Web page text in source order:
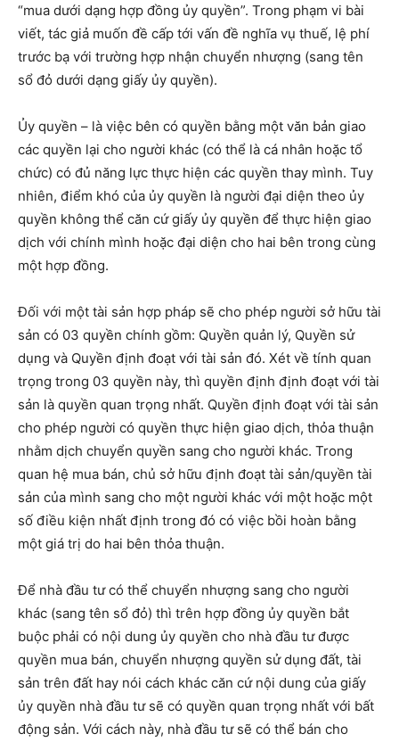
“mua dưới dạng hợp đồng ủy quyền”. Trong phạm vi bài
viết, tác giả muốn đề cấp tới vấn đề nghĩa vụ thuế, lệ phí
trước bạ với trường hợp nhận chuyển nhượng (sang tên
sổ đỏ dưới dạng giấy ủy quyền).
Ủy quyền – là việc bên có quyền bằng một văn bản giao
các quyền lại cho người khác (có thể là cá nhân hoặc tổ
chức) có đủ năng lực thực hiện các quyền thay mình. Tuy
nhiên, điểm khó của ủy quyền là người đại diện theo ủy
quyền không thể căn cứ giấy ủy quyền để thực hiện giao
dịch với chính mình hoặc đại diện cho hai bên trong cùng
một hợp đồng.
Đối với một tài sản hợp pháp sẽ cho phép người sở hữu tài
sản có 03 quyền chính gồm: Quyền quản lý, Quyền sử
dụng và Quyền định đoạt với tài sản đó. Xét về tính quan
trọng trong 03 quyền này, thì quyền định định đoạt với tài
sản là quyền quan trọng nhất. Quyền định đoạt với tài sản
cho phép người có quyền thực hiện giao dịch, thỏa thuận
nhằm dịch chuyển quyền sang cho người khác. Trong
quan hệ mua bán, chủ sở hữu định đoạt tài sản/quyền tài
sản của mình sang cho một người khác với một hoặc một
số điều kiện nhất định trong đó có việc bồi hoàn bằng
một giá trị do hai bên thỏa thuận.
Để nhà đầu tư có thể chuyển nhượng sang cho người
khác (sang tên sổ đỏ) thì trên hợp đồng ủy quyền bắt
buộc phải có nội dung ủy quyền cho nhà đầu tư được
quyền mua bán, chuyển nhượng quyền sử dụng đất, tài
sản trên đất hay nói cách khác căn cứ nội dung của giấy
ủy quyền nhà đầu tư sẽ có quyền quan trọng nhất với bất
động sản. Với cách này, nhà đầu tư sẽ có thể bán cho